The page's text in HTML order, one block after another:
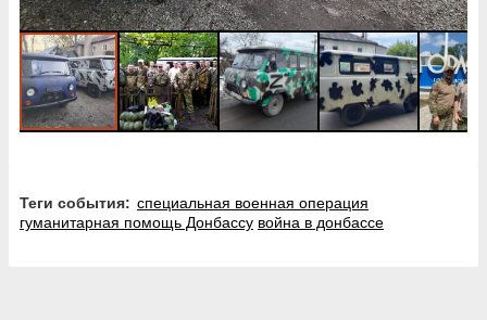
Теги события: специальная военная операция
гуманитарная помощь Донбассу война в донбассе